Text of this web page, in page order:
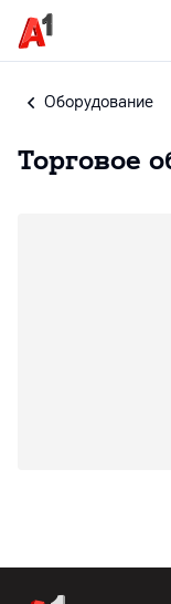
Оборудование
Торговое